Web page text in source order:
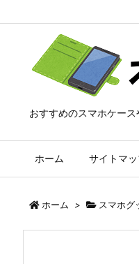
おすすめのスマホケース
ホーム サイトマ
ホーム > スマホグ